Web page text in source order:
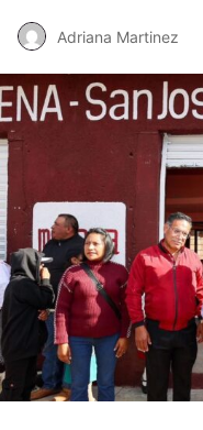
Adriana Martinez